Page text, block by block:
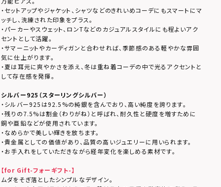
・セットアップやジャケット、シャツなどのきれいめコーデにもスマートにマ
ッチし、洗練された印象をプラス。
・パーカーやスウェット、ロンTなどのカジュアルスタイルにも程よいアク
セントとして活躍。
・サマーニットやカーディガンと合わせれば、季節感のある軽やかな雰囲
気に仕上がります。
・夏は耳元に爽やかさを添え、冬は重ね着コーデの中で光るアクセントと
して存在感を発揮。
シルバー925（スターリングシルバー）
・シルバー925は92.5%の純銀を含んでおり、高い純度を誇ります。
・残りの7.5%は割金（わりがね）と呼ばれ、耐久性と硬度を増すために
銅や亜鉛などが使用されています。
・なめらかで美しい輝きを放ちます。
・貴金属としての価値があり、品質の高いジュエリーに用いられます。
・お手入れをしていただきながら経年変化を楽しめる素材です。
【for Gift-フォーギフト-】
ムダをそぎ落としたシンプルなデザイン。